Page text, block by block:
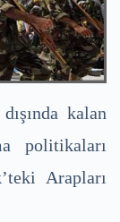
kalan
politikaları
Arapları